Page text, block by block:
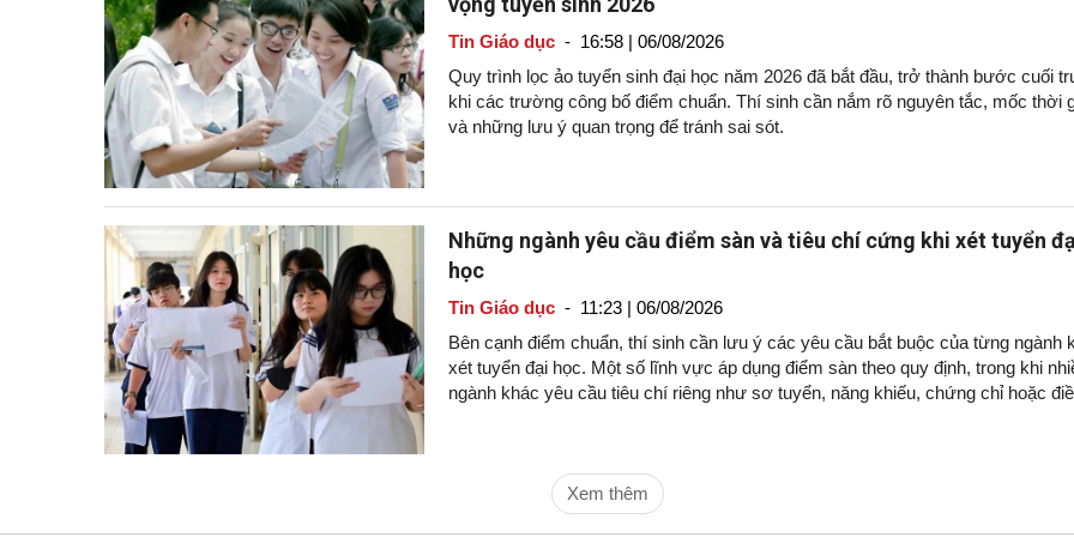
Tin Giáo dục- 16:58 | 06/08/2026
Quy trình lọc ảo tuyển sinh đại học năm 2026 đã bắt đầu, trở thành bước cuối
khi các trường công bố điểm chuẩn. Thí sinh cần nắm rõ nguyên tắc, mốc thời
và những lưu ý quan trọng để tránh sai sót.
Những ngành yêu cầu điểm sàn và tiêu chí cứng khi xét tuyển
học
Tin Giáo dục- 11:23 | 06/08/2026
Bên cạnh điểm chuẩn, thí sinh cần lưu ý các yêu cầu bắt buộc của từng ngành
xét tuyển đại học. Một số lĩnh vực áp dụng điểm sàn theo quy định, trong khi
ngành khác yêu cầu tiêu chí riêng như sơ tuyển, năng khiếu, chứng chỉ hoặc
Xem thêm